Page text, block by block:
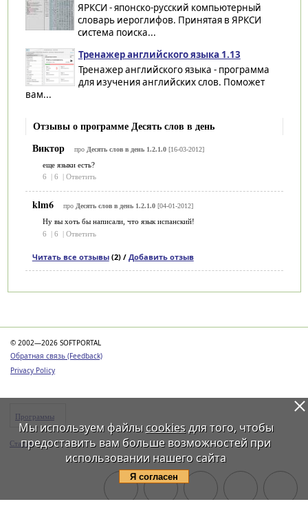
ЯРКСИ - японско-русский компьютерный
словарь иероглифов. Принятая в ЯРКСИ
система поиска...
Тренажер английского языка 1.13
Тренажер английского языка - программа
для изучения английских слов. Поможет
вам...
Отзывы о программе Десять слов в день
Виктор
про Десять слов в день 1.2.1.0[16-03-2012]
еще языки есть?
6
6 Ответить
klm6 про Десять слов в день 1.2.1.0[04-01-2012]
Ну вы хоть бы написали, что язык испанский!
6
| 6 | Ответить
Читать все отзывы(2) / Добавить отзыв
© 2002—2026 SOFTPORTAL
Обратная связь (Feedback)
Privacy Policy
Программы
Статьи
Мы используем файлы cookiesдля того, чтобы
предоставить вам больше возможностей при
использовании нашего сайта